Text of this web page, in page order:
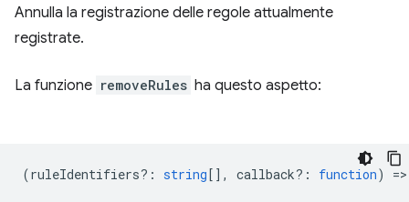
Annulla la registrazione delle regole attualmente
registrate.
La funzione removeRules ha questo aspetto:
(ruleIdentifiers? : string [], callback? : function)